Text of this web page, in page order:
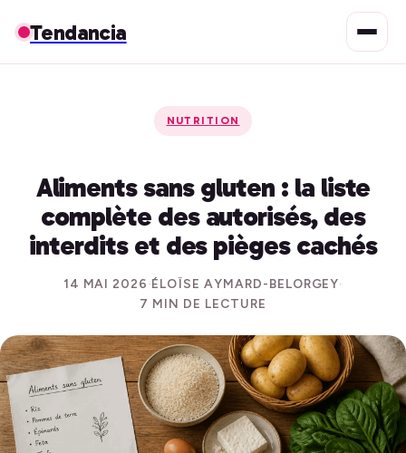
Tendancia
NUTRITION
Aliments sans gluten : la liste
complète des autorisés, des
interdits et des pièges cachés
14 MAI 2026·ÉLOÏSE AYMARD-BELORGEY·
7 MIN DE LECTURE